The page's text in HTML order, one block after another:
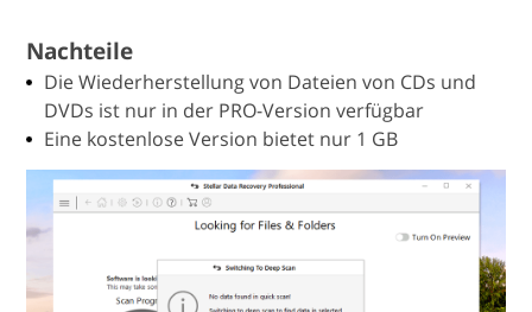
Nachteile
Die Wiederherstellung von Dateien von CDs und
DVDs ist nur in der PRO-Version verfügbar
Eine kostenlose Version bietet nur 1 GB